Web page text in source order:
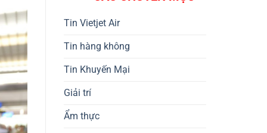
Tin Vietjet Air
Tin hàng không
Tin Khuyến Mại
Giải trí
Ẩm thực